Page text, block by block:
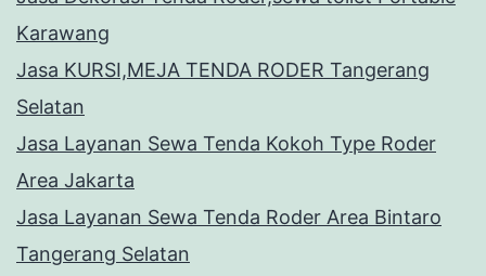
Karawang
Jasa KURSI,MEJA TENDA RODER Tangerang
Selatan
Jasa Layanan Sewa Tenda Kokoh Type Roder
Area Jakarta
Jasa Layanan Sewa Tenda Roder Area Bintaro
Tangerang Selatan